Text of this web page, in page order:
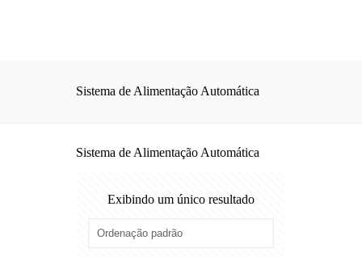
Sistema de Alimentação Automática
Sistema de Alimentação Automática
Exibindo um único resultado